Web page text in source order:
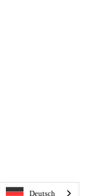
Deutsch